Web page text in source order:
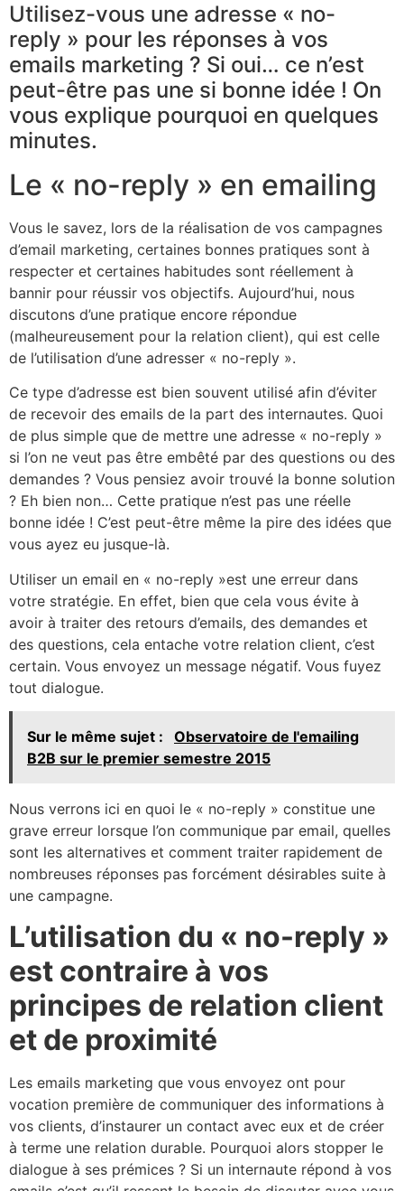
Utilisez-vous une adresse « no-
reply » pour les réponses à vos
emails marketing ? Si oui… ce n’est
peut-être pas une si bonne idée ! On
vous explique pourquoi en quelques
minutes.
Le « no-reply » en emailing
Vous le savez, lors de la réalisation de vos campagnes
d’email marketing, certaines bonnes pratiques sont à
respecter et certaines habitudes sont réellement à
bannir pour réussir vos objectifs. Aujourd’hui, nous
discutons d’une pratique encore répondue
(malheureusement pour la relation client), qui est celle
de l’utilisation d’une adresser « no-reply ».
Ce type d’adresse est bien souvent utilisé afin d’éviter
de recevoir des emails de la part des internautes. Quoi
de plus simple que de mettre une adresse « no-reply »
si l’on ne veut pas être embêté par des questions ou des
demandes ? Vous pensiez avoir trouvé la bonne solution
? Eh bien non… Cette pratique n’est pas une réelle
bonne idée ! C’est peut-être même la pire des idées que
vous ayez eu jusque-là.
Utiliser un email en « no-reply »est une erreur dans
votre stratégie. En effet, bien que cela vous évite à
avoir à traiter des retours d’emails, des demandes et
des questions, cela entache votre relation client, c’est
certain. Vous envoyez un message négatif. Vous fuyez
tout dialogue.
Sur le même sujet :
Observatoire de l'emailing
B2B sur le premier semestre 2015
Nous verrons ici en quoi le « no-reply » constitue une
grave erreur lorsque l’on communique par email, quelles
sont les alternatives et comment traiter rapidement de
nombreuses réponses pas forcément désirables suite à
une campagne.
L’utilisation du « no-reply »
est contraire à vos
principes de relation client
et de proximité
Les emails marketing que vous envoyez ont pour
vocation première de communiquer des informations à
vos clients, d’instaurer un contact avec eux et de créer
à terme une relation durable. Pourquoi alors stopper le
dialogue à ses prémices ? Si un internaute répond à vos